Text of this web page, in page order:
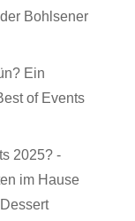
Bohlsener
Ein
of Events
2025? -
im Hause